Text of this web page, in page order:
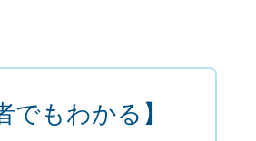
でもわかる】